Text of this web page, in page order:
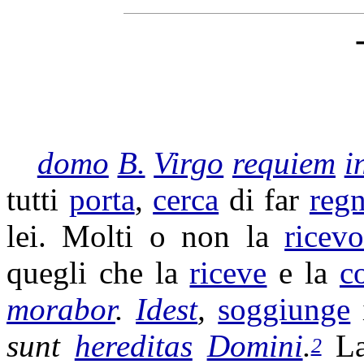
domo B. Virgo requiem
tutti porta, cerca di far
lei. Molti o non la
quegli che lariceve e la
morabor. Idest, soggiunge
sunt hereditas Domini.2